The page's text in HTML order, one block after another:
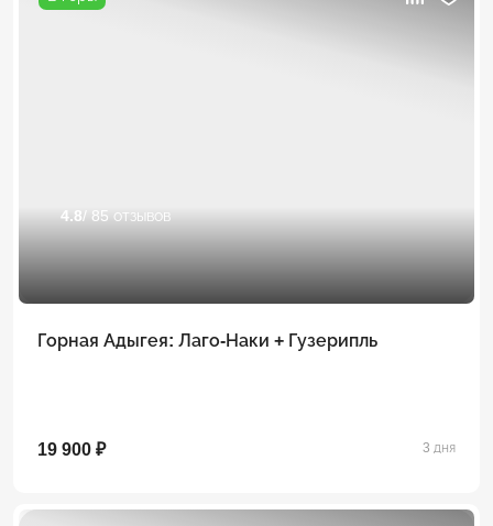
4.8/ 85 отзывов
Горная Адыгея: Лаго-Наки + Гузерипль
19 900 ₽ 3 дня